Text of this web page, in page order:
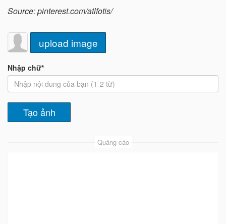
Source: pinterest.com/atlfotis/
upload image
Nhập chữ*
Quảng cáo